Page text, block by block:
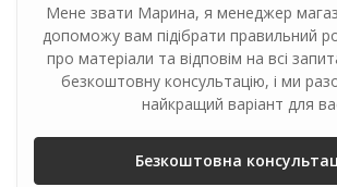
Мене звати Марина, я менеджер
допоможу вам підібрати правильний
про матеріали та відповім на всі
безкоштовну консультацію, і ми
найкращий варіант для
Безкоштовна